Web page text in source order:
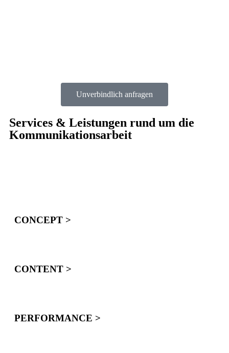
Unverbindlich anfragen
Services & Leistungen rund um die
Kommunikationsarbeit
CONCEPT >
CONTENT >
PERFORMANCE >